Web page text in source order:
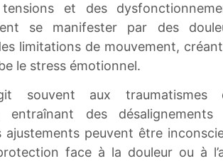
et des
se manifester par des
limitations de mouvement,
le stress émotionnel.
souvent aux traumatismes
entraînant des
ajustements peuvent être
face à la douleur ou à